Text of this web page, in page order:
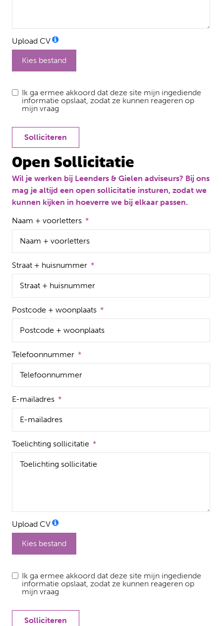
Upload CV
Kies bestand
Ik ga ermee akkoord dat deze site mijn ingediende
informatie opslaat, zodat ze kunnen reageren op
mijn vraag
Solliciteren
Open Sollicitatie
Wil je werken bij Leenders & Gielen adviseurs? Bij ons
mag je altijd een open sollicitatie insturen, zodat we
kunnen kijken in hoeverre we bij elkaar passen.
Naam + voorletters
Straat + huisnummer
Postcode + woonplaats
Telefoonnummer
E-mailadres
Toelichting sollicitatie
Upload CV
Kies bestand
Ik ga ermee akkoord dat deze site mijn ingediende
informatie opslaat, zodat ze kunnen reageren op
mijn vraag
Solliciteren